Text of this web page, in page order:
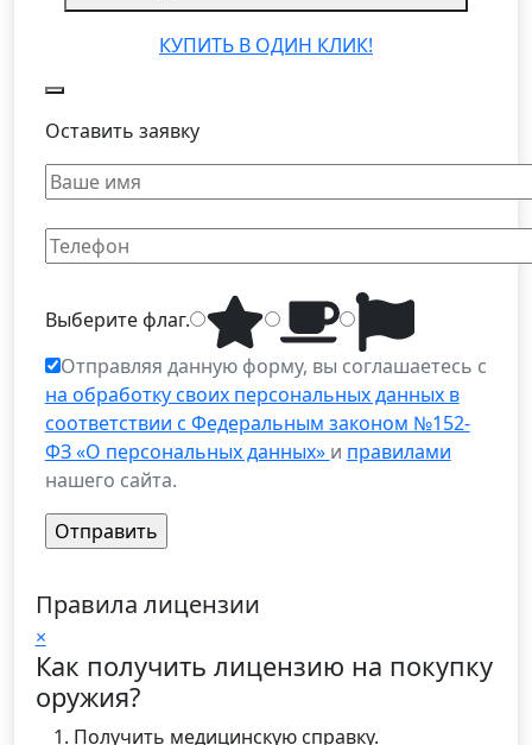
КУПИТЬ В ОДИН КЛИК!
Оставить заявку
Выберитефлаг.
Отправляя данную форму, вы соглашаетесь с
на обработку своих персональных данных в
соответствии с Федеральным законом №152-
ФЗ «О персональных данных» и правилами
нашего сайта.
Правила лицензии
×
Как получить лицензию на покупку
оружия?
Получить медицинскую справку.